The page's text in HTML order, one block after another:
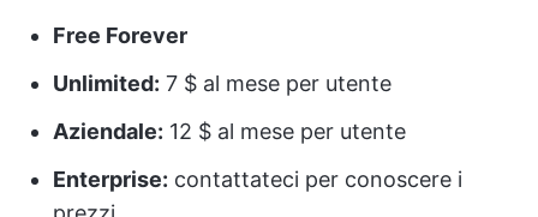
Free Forever
Unlimited: 7 $ al mese per utente
Aziendale: 12 $ al mese per utente
Enterprise: contattateci per conoscere i